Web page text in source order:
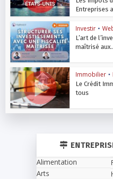
Entreprises
Investir •
L’art de
maîtrisé
Immobilier •
Le Crédit
tous
Alimentation
Arts